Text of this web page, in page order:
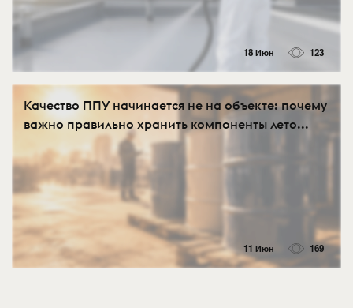
18 Июн 123
Качество ППУ начинается не на объекте: почему
важно правильно хранить компоненты лето...
11 Июн 169